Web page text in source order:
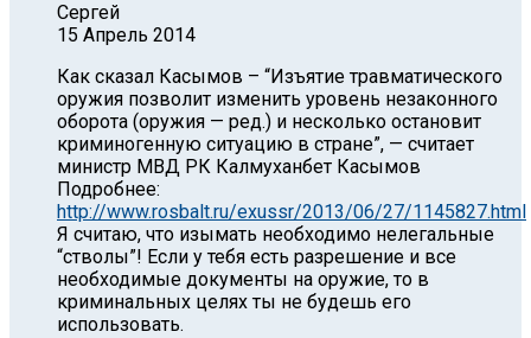
Сергей
15 Апрель 2014
Как сказал Касымов – “Изъятие травматического
оружия позволит изменить уровень незаконного
оборота (оружия — ред.) и несколько остановит
криминогенную ситуацию в стране”, — считает
министр МВД РК Калмуханбет Касымов
Подробнее:
http://www.rosbalt.ru/exussr/2013/06/27/1145827.html
Я считаю, что изымать необходимо нелегальные
“стволы”! Если у тебя есть разрешение и все
необходимые документы на оружие, то в
криминальных целях ты не будешь его
использовать.